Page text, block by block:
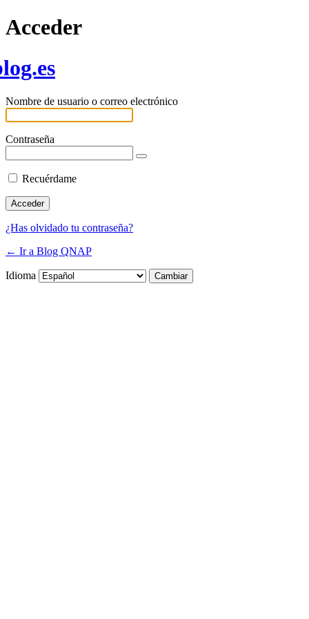
Acceder
Nombre de usuario o correo electrónico
Contraseña
Recuérdame
¿Has olvidado tu contraseña?
← Ir a Blog QNAP
Idioma